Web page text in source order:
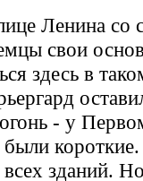
Ленина
свои
здесь в
- у
зданий.